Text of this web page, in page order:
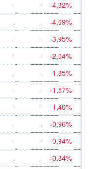
- -
-4,32%
- -
-4,09%
- -
-3,95%
- -
-2,04%
- -
-1,85%
- -
-1,57%
- -
-1,40%
- -
-0,96%
- -
-0,94%
- -
-0,84%